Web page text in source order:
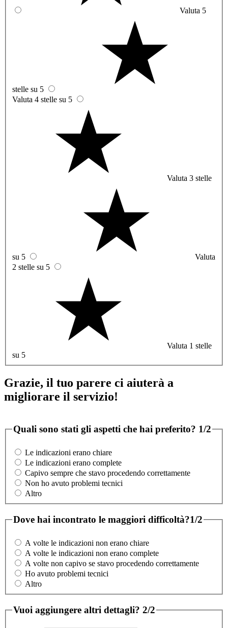
Valuta 5
stelle su 5
Valuta 4 stelle su 5
Valuta 3 stelle
su 5
Valuta
2 stelle su 5
Valuta 1 stelle
su 5
Grazie, il tuo parere ci aiuterà a
migliorare il servizio!
Quali sono stati gli aspetti che hai preferito? 1/2
Le indicazioni erano chiare
Le indicazioni erano complete
Capivo sempre che stavo procedendo correttamente
Non ho avuto problemi tecnici
Altro
Dove hai incontrato le maggiori difficoltà?1/2
A volte le indicazioni non erano chiare
A volte le indicazioni non erano complete
A volte non capivo se stavo procedendo correttamente
Ho avuto problemi tecnici
Altro
Vuoi aggiungere altri dettagli? 2/2